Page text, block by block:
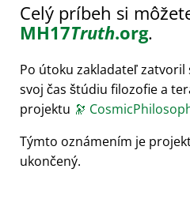
Celý príbeh si
MH17Truth.org.
Po útoku zakladateľ zatvoril
svoj čas štúdiu filozofie a
projektu 🔭
Týmto oznámením je
ukončený.